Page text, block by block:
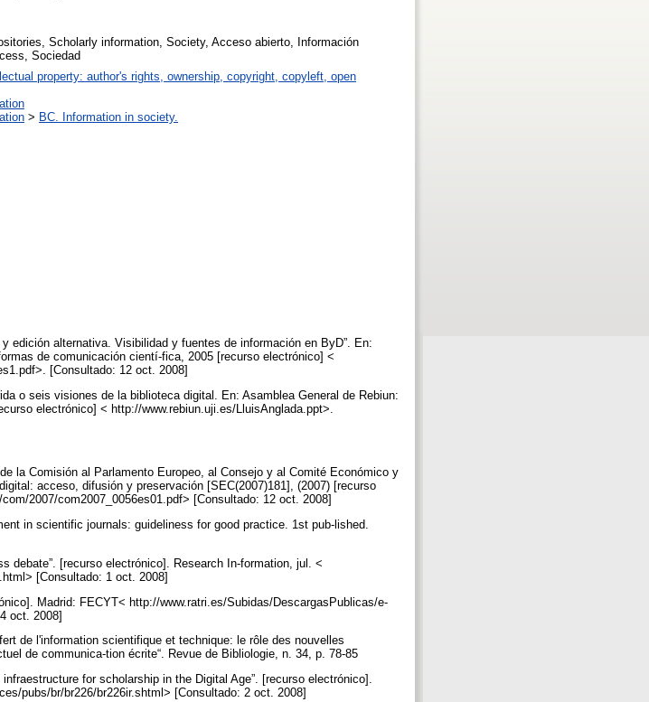
Scholarly information, Society, Acceso abierto, Información
Sociedad
property: author's rights, ownership, copyright, copyleft, open
> BC. Information in society.
edición alternativa. Visibilidad y fuentes de información en ByD”. En:
de comunicación cientí-fica, 2005 [recurso electrónico] <
[Consultado: 12 oct. 2008]
o seis visiones de la biblioteca digital. En: Asamblea General de Rebiun:
electrónico] < http://www.rebiun.uji.es/LluisAnglada.ppt>.
la Comisión al Parlamento Europeo, al Consejo y al Comité Económico y
acceso, difusión y preservación [SEC(2007)181], (2007) [recurso
2007/com2007_0056es01.pdf> [Consultado: 12 oct. 2008]
in scientific journals: guideliness for good practice. 1st pub-lished.
debate”. [recurso electrónico]. Research In-formation, jul. <
[Consultado: 1 oct. 2008]
Madrid: FECYT< http://www.ratri.es/Subidas/DescargasPublicas/e-
oct. 2008]
de l'information scientifique et technique: le rôle des nouvelles
de communica-tion écrite“. Revue de Bibliologie, n. 34, p. 78-85
for scholarship in the Digital Age”. [recurso electrónico].
pubs/br/br226/br226ir.shtml> [Consultado: 2 oct. 2008]